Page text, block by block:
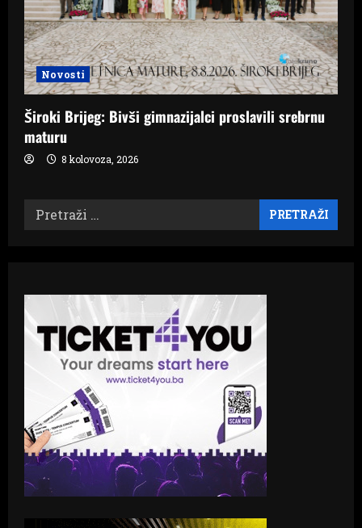
Novosti
Široki Brijeg: Bivši gimnazijalci proslavili srebrnu
maturu
8 kolovoza, 2026
Pretraži: